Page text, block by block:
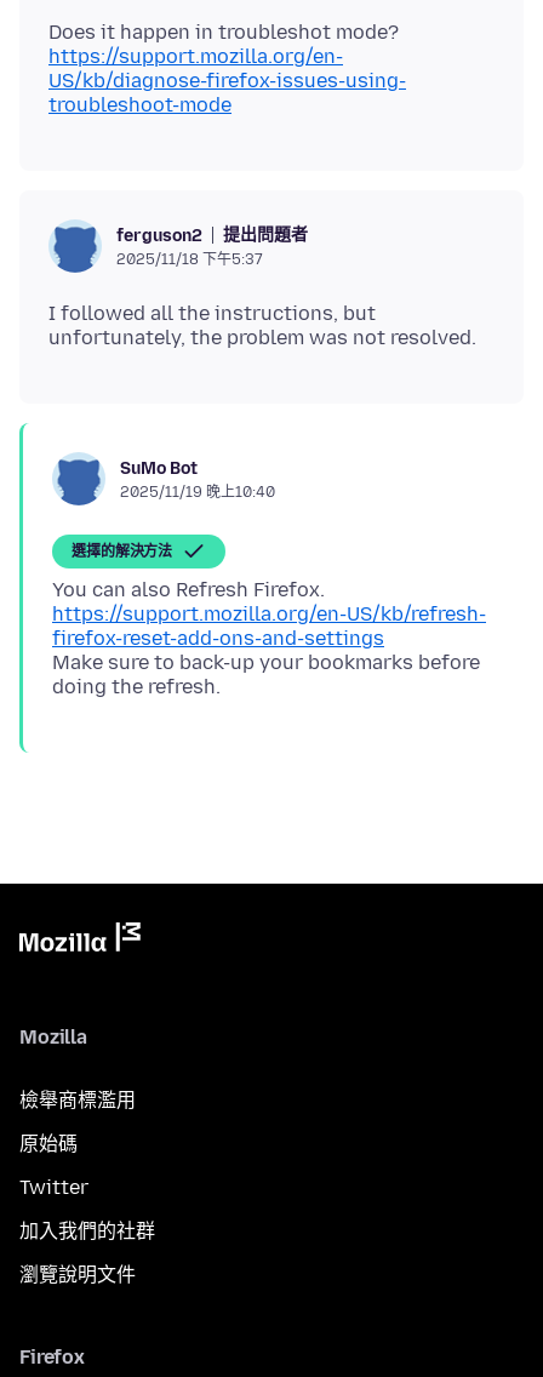
https://support.mozilla.org/en-
US/kb/diagnose-firefox-issues-using-
troubleshoot-mode
ferguson2 提出問題者
2025/11/18 下午5:37
I followed all the instructions, but
SuMo Bot
2025/11/19 晚上10:40
選擇的解決方法
You can also Refresh Firefox.
https://support.mozilla.org/en-US/kb/refresh-
firefox-reset-add-ons-and-settings
Make sure to back-up your bookmarks before
Mozilla
檢舉商標濫用
原始碼
Twitter
加入我們的社群
瀏覽說明文件
Firefox